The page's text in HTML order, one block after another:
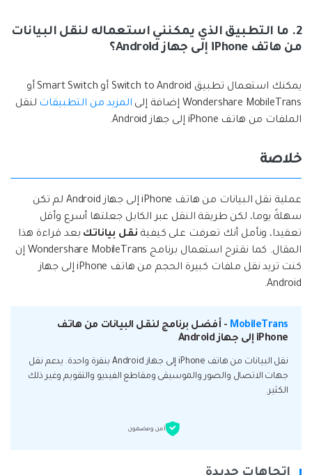
2. ما التطبيق الذي يمكنني استعماله لنقل البيانات
من هاتف iPhone إلى جهاز Android؟
يمكنك استعمال تطبيق Switch to Android أو Smart Switch أو
Wondershare MobileTrans إضافة إلى
المزيد من التطبيقات لنقل
الملفات من هاتف iPhone إلى جهاز Android.
خلاصة
عملية نقل البيانات من هاتف iPhone إلى جهاز Android لم تكن
سهلةً يوما، لكن طريقة النقل عبر الكابل جعلتها أسرع وأقل
تعقيدا، ونأمل أنك تعرفت على كيفية نقل بياناتك بعد قراءة هذا
المقال. كما نقترح استعمال برنامج Wondershare MobileTrans إن
كنت تريد نقل ملفات كبيرة الحجم من هاتف iPhone إلى جهاز
Android.
MobileTrans - أفضل برنامج لنقل البيانات من هاتف
iPhone إلى جهاز Android
نقل البيانات من هاتف iPhone إلى جهاز Android بنقرة واحدة. يدعم نقل
جهات الاتصال والصور والموسيقى ومقاطع الفيديو والتقويم وغير ذلك
الكثير.
آمن ومضمون